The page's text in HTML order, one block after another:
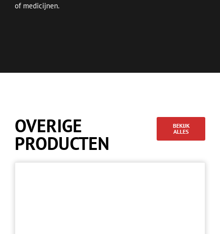
of medicijnen.
OVERIGE
PRODUCTEN
BEKIJK
ALLES